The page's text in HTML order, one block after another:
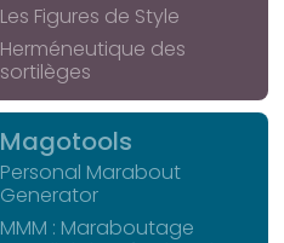
Les Figures de Style
Herméneutique des
sortilèges
Magotools
Personal Marabout
Generator
MMM : Maraboutage